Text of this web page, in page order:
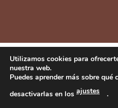
Utilizamos cookies para
nuestra web.
Puedes aprender más sobre
desactivarlas en los ajustes .